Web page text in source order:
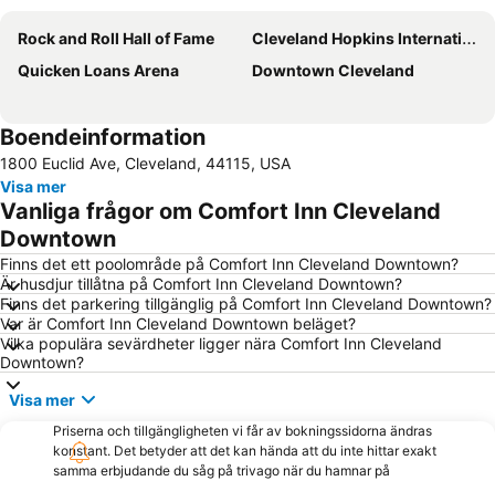
Rock and Roll Hall of Fame
Cleveland Hopkins International Airport
Quicken Loans Arena
Downtown Cleveland
Boendeinformation
1800 Euclid Ave, Cleveland, 44115, USA
Visa mer
Vanliga frågor om Comfort Inn Cleveland
Downtown
Finns det ett poolområde på Comfort Inn Cleveland Downtown?
Är husdjur tillåtna på Comfort Inn Cleveland Downtown?
Finns det parkering tillgänglig på Comfort Inn Cleveland Downtown?
Var är Comfort Inn Cleveland Downtown beläget?
Vilka populära sevärdheter ligger nära Comfort Inn Cleveland
Downtown?
Visa mer
Priserna och tillgängligheten vi får av bokningssidorna ändras
konstant. Det betyder att det kan hända att du inte hittar exakt
samma erbjudande du såg på trivago när du hamnar på